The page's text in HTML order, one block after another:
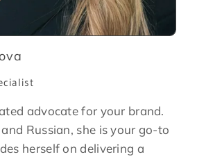
advocate for your brand.
Russian, she is your go-to
herself on delivering a